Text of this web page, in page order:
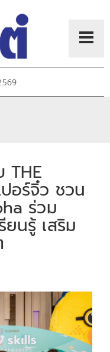
THE
ปอร์จิ๋ว ชวน
ร่วม
นรู้ เสริม